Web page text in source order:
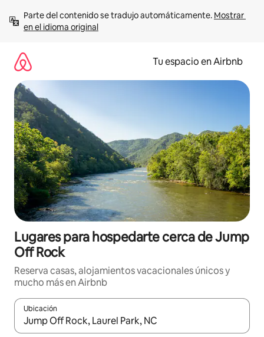
contenido
Parte del contenido se tradujo automáticamente. Mostrar
en el idioma original
Tu espacio en Airbnb
Lugares para hospedarte cerca de Jump
Off Rock
Reserva casas, alojamientos vacacionales únicos y
mucho más en Airbnb
Ubicación
Cuando los resultados estén disponibles, podrás navegar